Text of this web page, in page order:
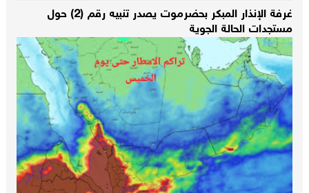
غرفة الإنذار المبكر بحضرموت يصدر تنبيه رقم (2) حول
مستجدات الحالة الجوية